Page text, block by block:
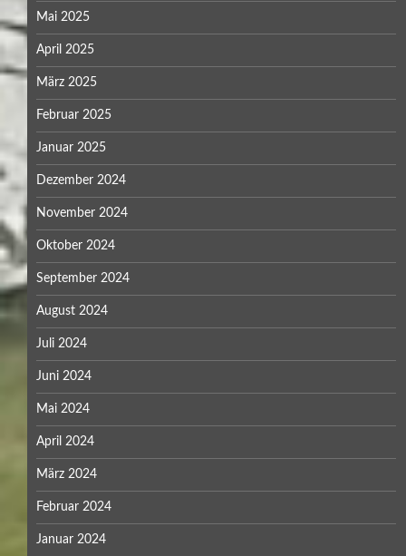
Mai 2025
April 2025
März 2025
Februar 2025
Januar 2025
Dezember 2024
November 2024
Oktober 2024
September 2024
August 2024
Juli 2024
Juni 2024
Mai 2024
April 2024
März 2024
Februar 2024
Januar 2024